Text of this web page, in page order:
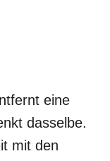
eine
dasselbe.
mit den